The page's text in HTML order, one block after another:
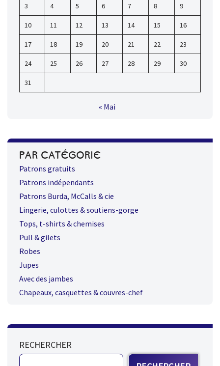
3 4 5 6 7 8 9
10 11 12 13 14 15 16
17 18 19 20 21 22 23
24 25 26 27 28 29 30
31
« Mai
PAR CATÉGORIE
Patrons gratuits
Patrons indépendants
Patrons Burda, McCalls & cie
Lingerie, culottes & soutiens-gorge
Tops, t-shirts & chemises
Pull & gilets
Robes
Jupes
Avec des jambes
Chapeaux, casquettes & couvres-chef
RECHERCHER